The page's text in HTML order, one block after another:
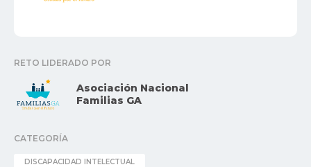
RETO LIDERADO POR
Asociación Nacional
Familias GA
CATEGORÍA
DISCAPACIDAD INTELECTUAL